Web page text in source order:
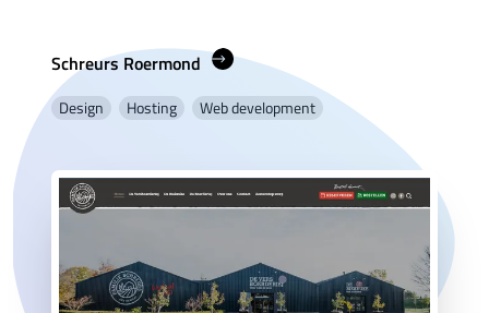
Schreurs Roermond
Design Hosting Web development